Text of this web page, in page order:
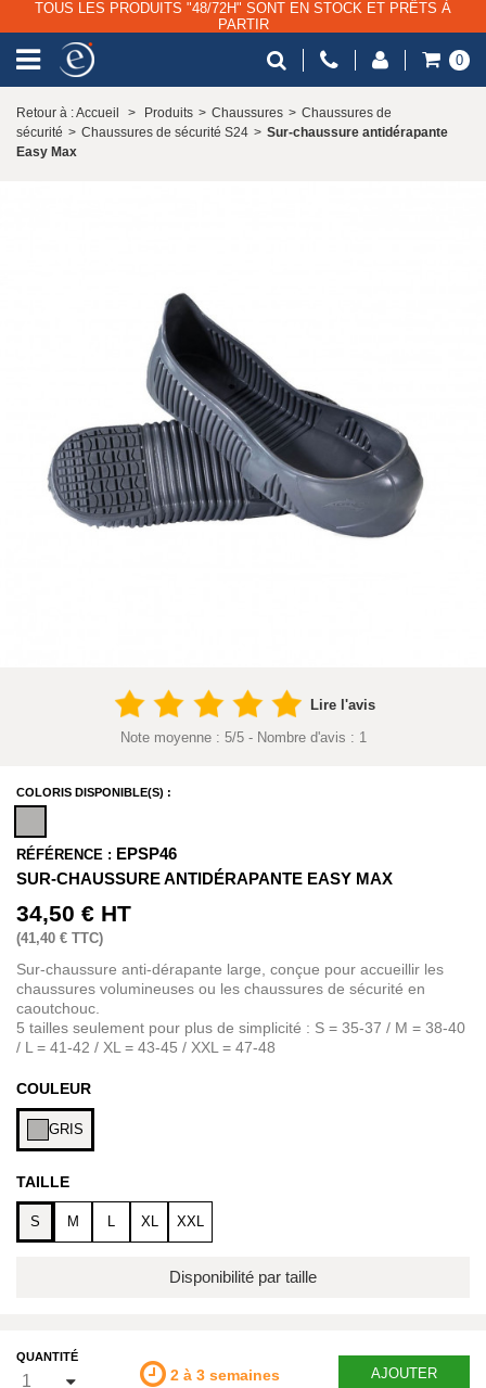
TOUS LES PRODUITS "48/72H" SONT EN STOCK ET PRÊTS À
PARTIR
0
Retour à : Accueil > Produits > Chaussures > Chaussures de
sécurité > Chaussures de sécurité S24 > Sur-chaussure antidérapante
Easy Max
Lire l'avis
Note moyenne : 5/5- Nombre d'avis : 1
COLORIS DISPONIBLE(S) :
RÉFÉRENCE : EPSP46
SUR-CHAUSSURE ANTIDÉRAPANTE EASY MAX
34,50 € HT
(41,40 € TTC)
Sur-chaussure anti-dérapante large, conçue pour accueillir les
chaussures volumineuses ou les chaussures de sécurité en
caoutchouc.
5 tailles seulement pour plus de simplicité : S = 35-37 / M = 38-40
/ L = 41-42 / XL = 43-45 / XXL = 47-48
COULEUR
GRIS
TAILLE
S M L XL XXL
Disponibilité par taille
QUANTITÉ
2 à 3 semaines AJOUTER